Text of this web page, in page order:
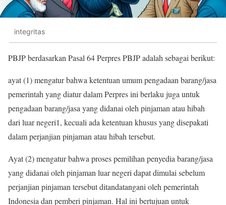
integritas
PBJP berdasarkan Pasal 64 Perpres PBJP adalah sebagai berikut:
ayat (1) mengatur bahwa ketentuan umum pengadaan barang/jasa
pemerintah yang diatur dalam Perpres ini berlaku juga untuk
pengadaan barang/jasa yang didanai oleh pinjaman atau hibah
dari luar negeri1, kecuali ada ketentuan khusus yang disepakati
dalam perjanjian pinjaman atau hibah tersebut.
Ayat (2) mengatur bahwa proses pemilihan penyedia barang/jasa
yang didanai oleh pinjaman luar negeri dapat dimulai sebelum
perjanjian pinjaman tersebut ditandatangani oleh pemerintah
Indonesia dan pemberi pinjaman. Hal ini bertujuan untuk